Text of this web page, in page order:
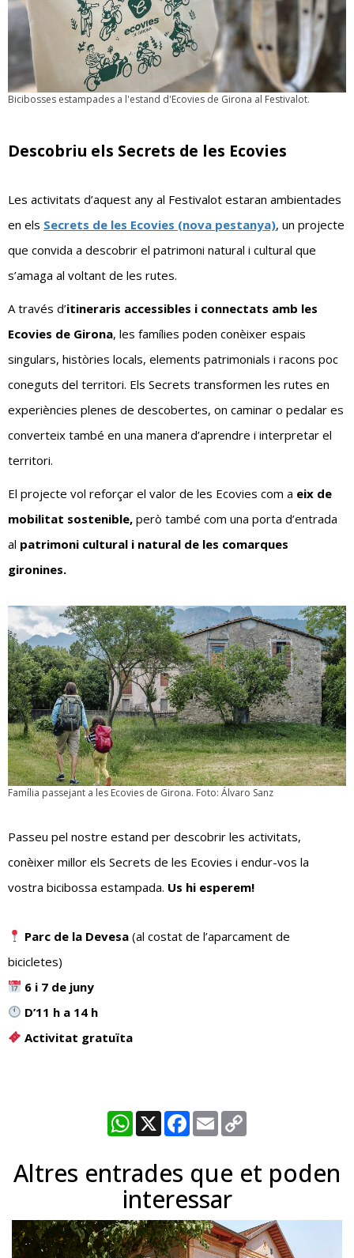
Bicibosses estampades a l'estand d'Ecovies de Girona al Festivalot.
Descobriu els Secrets de les Ecovies
Les activitats d’aquest any al Festivalot estaran ambientades
en els Secrets de les Ecovies (nova pestanya), un projecte
que convida a descobrir el patrimoni natural i cultural que
s’amaga al voltant de les rutes.
A través d’itineraris accessibles i connectats amb les
Ecovies de Girona, les famílies poden conèixer espais
singulars, històries locals, elements patrimonials i racons poc
coneguts del territori. Els Secrets transformen les rutes en
experiències plenes de descobertes, on caminar o pedalar es
converteix també en una manera d’aprendre i interpretar el
territori.
El projecte vol reforçar el valor de les Ecovies com a eix de
mobilitat sostenible, però també com una porta d’entrada
al patrimoni cultural i natural de les comarques
gironines.
Família passejant a les Ecovies de Girona. Foto: Álvaro Sanz
Passeu pel nostre estand per descobrir les activitats,
conèixer millor els Secrets de les Ecovies i endur-vos la
vostra bicibossa estampada. Us hi esperem!
Parc de la Devesa (al costat de l’aparcament de
bicicletes)
6 i 7 de juny
D’11 h a 14 h
Activitat gratuïta
WhatsApp
X Facebook
Email
Altres entrades que et poden
interessar